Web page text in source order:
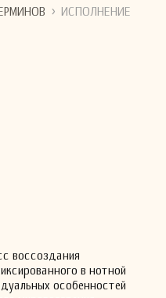
› ИСПОЛНЕНИЕ
воссоздания
в нотной
особенностей